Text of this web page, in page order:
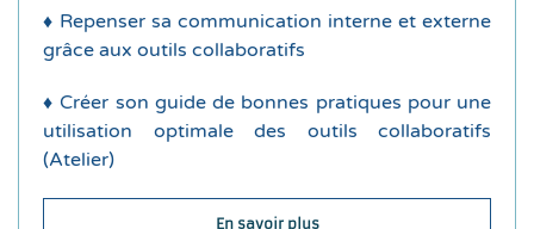
♦ Repenser sa communication interne et externe
grâce aux outils collaboratifs
♦ Créer son guide de bonnes pratiques pour une
utilisation optimale des outils collaboratifs
(Atelier)
En savoir plus
Durée de la formation : 1 jour
♦ Définition du travail collaboratif, repères
historiques et compréhension du travail
collaboratif, avantages et les enjeux
♦ Les outils collaboratifs, quésaco ? Typologie,